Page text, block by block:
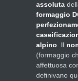
assoluta
formaggio
alpino . Il
(formaggio
affettuosa
definivano